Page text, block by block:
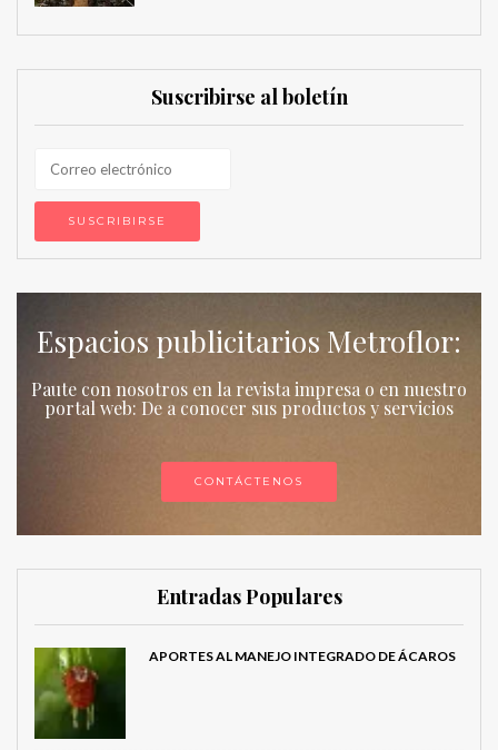
Suscribirse al boletín
Espacios publicitarios Metroflor:
Paute con nosotros en la revista impresa o en nuestro
portal web: De a conocer sus productos y servicios
CONTÁCTENOS
Entradas Populares
APORTES AL MANEJO INTEGRADO DE ÁCAROS